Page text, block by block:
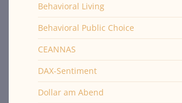
Behavioral Living
Behavioral Public Choice
CEANNAS
DAX-Sentiment
Dollar am Abend